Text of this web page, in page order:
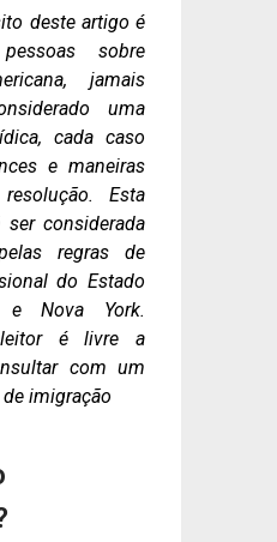
deste artigo é
sobre
jamais
uma
cada caso
e maneiras
Esta
ser considerada
regras de
do Estado
e Nova York.
é livre a
com um
imigração